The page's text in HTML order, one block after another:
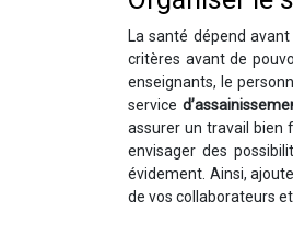
La santé dépend
critères avant de
enseignants, le
service
assurer un travail bien
envisager des
évidement. Ainsi,
de vos collaborateurs et